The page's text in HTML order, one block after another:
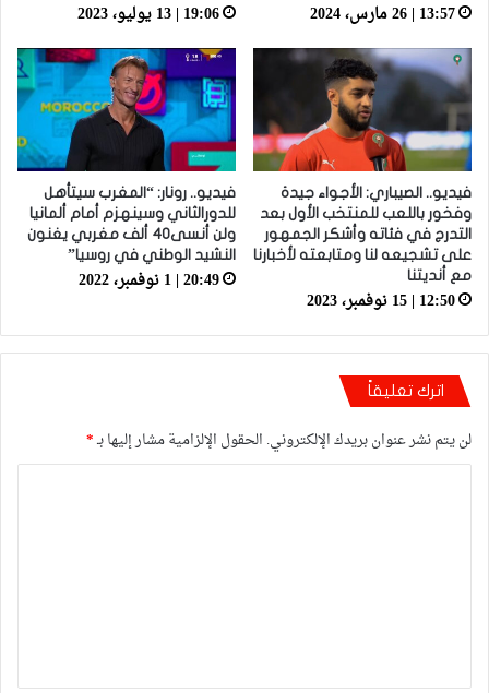
13:57 | 26 مارس، 2024 19:06 | 13 يوليو، 2023
فيديو.. الصيباري: الأجواء جيدة
وفخور باللعب للمنتخب الأول بعد
التدرج في فئاته وأشكر الجمهور
على تشجيعه لنا ومتابعته لأخبارنا
مع أنديتنا
12:50 | 15 نوفمبر، 2023
فيديو.. رونار: “المغرب سيتأهل
للدورالثاني وسينهزم أمام ألمانيا
ولن أنسى40 ألف مغربي يغنون
النشيد الوطني في روسيا”
20:49 | 1 نوفمبر، 2022
اترك تعليقاً
لن يتم نشر عنوان بريدك الإلكتروني. الحقول الإلزامية مشار إليها بـ*